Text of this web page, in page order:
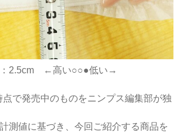
：2.5cm ←高い○○●低い→
で発売中のものをニンプス編集部が独
測値に基づき、今回ご紹介する商品を